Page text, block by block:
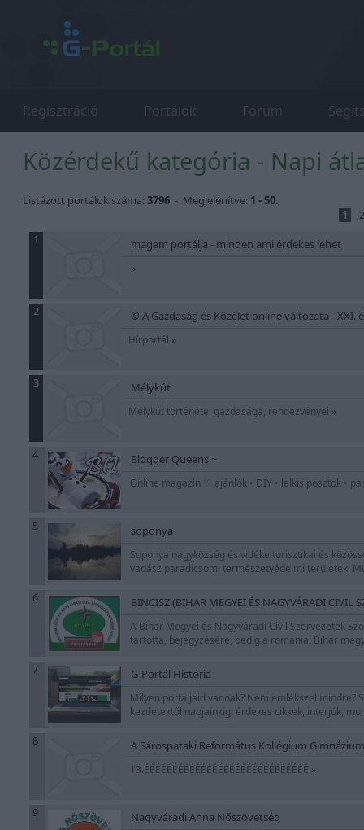
Regisztráció Portálok Fórum
Közérdekű kategória - Napi
Listázott portálok száma:3796 - Megjelenítve: 1 - 50.
1
2
1
magam portálja - minden ami érdekes lehet
»
2 © A Gazdaság és Közélet online változata - XXI.
Hírportál »
3 Mélykút
Mélykút története, gazdasága, rendezvényei »
4 Blogger Queens ~
Online magazin ♡ ajánlók • DIY • lelkis posztok •
5 soponya
Soponya nagyközség és vidéke turisztikai és
vadász paradicsom, természetvédelmi területek.
6 BINCISZ (BIHAR MEGYEI ÉS NAGYVÁRADI CIVIL
A Bihar Megyei és Nagyváradi Civil Szervezetek
tartotta, bejegyzésére, pedig a romániai Bihar
7 G-Portál História
Milyen portáljaid vannak? Nem emlékszel mindre?
kezdetektől napjainkig: érdekes cikkek, interjúk,
8 A Sárospataki Református Kollégium
13.ÉÉÉÉÉÉÉÉÉÉÉÉÉÉÉÉÉÉÉÉÉÉÉÉÉÉÉÉÉ »
9 Nagyváradi Anna Nőszövetség